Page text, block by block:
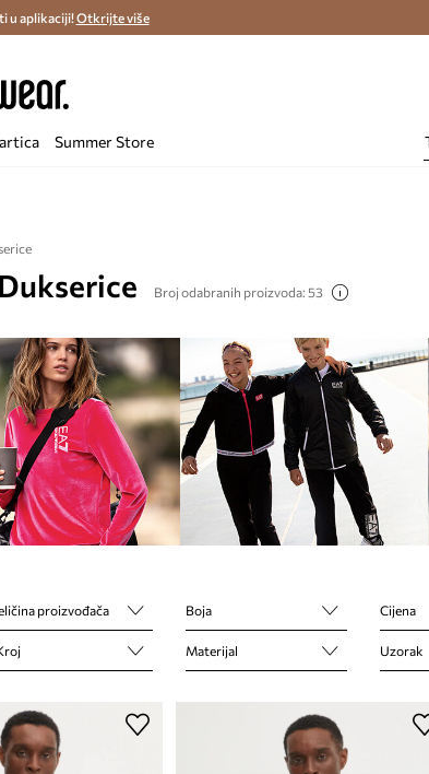
u roku 48 sati >
u aplikaciji!Otkrijte više
Summer Store
Broj odabranih proizvoda: 53
proizvođača Boja Cijena
Materijal Uzorak